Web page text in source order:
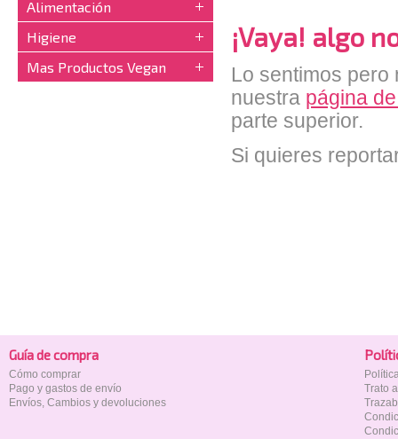
Alimentación
Higiene
Mas Productos Vegan
¡Vaya! algo
Lo sentimos pero
nuestra página
parte superior.
Si quieres
Guía de compra
Cómo comprar
Pago y gastos de envío
Envíos, Cambios y devoluciones
Trato